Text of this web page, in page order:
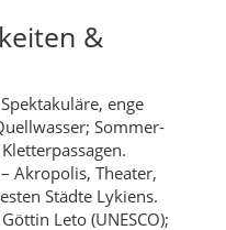
&
enge
Sommer-
– Akropolis, Theater,
Städte Lykiens.
Leto (UNESCO);